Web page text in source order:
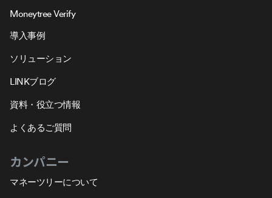
Moneytree Verify
導入事例
ソリューション
LINKブログ
資料・役立つ情報
よくあるご質問
カンパニー
マネーツリーについて